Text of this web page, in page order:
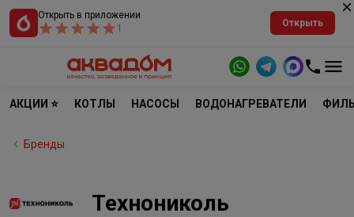
Открыть в приложении
1
Открыть
АКЦИИ ⭐ КОТЛЫ НАСОСЫ ВОДОНАГРЕВАТЕЛИ
Бренды
Технониколь